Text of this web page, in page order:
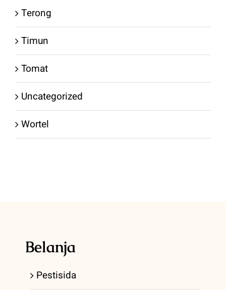
Terong
Timun
Tomat
Uncategorized
Wortel
Belanja
Pestisida